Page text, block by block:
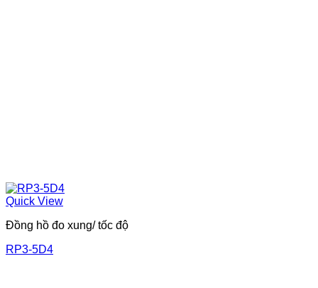
Quick View
Đồng hồ đo xung/ tốc độ
RP3-5D4